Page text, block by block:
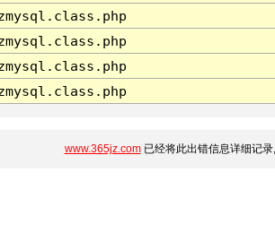
www.365jz.com已经将此出错信息详细记